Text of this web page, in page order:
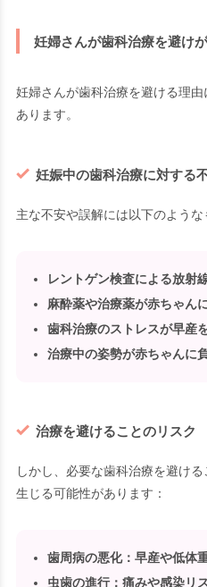
妊婦さんが歯科治療を避け
妊婦さんが歯科治療を避ける理
あります。
妊娠中の歯科治療に対する
主な不安や誤解には以下のような
レントゲン検査による放射
麻酔薬や治療薬が赤ちゃん
歯科治療のストレスが早産
治療中の姿勢が赤ちゃんに
治療を避けることのリスク
しかし、必要な歯科治療を避け
生じる可能性があります：
歯周病の悪化：早産や低体
虫歯の進行：痛みや感染リ